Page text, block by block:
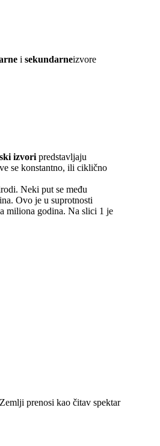
i sekundarneizvore
izvori predstavljaju
se konstantno, ili ciklično
Neki put se među
Ovo je u suprotnosti
miliona godina. Na slici 1 je
prenosi kao čitav spektar